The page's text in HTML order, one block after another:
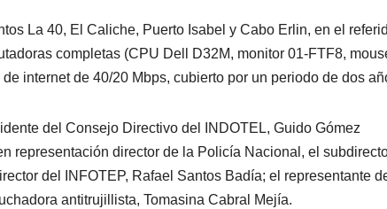
La 40, El Caliche, Puerto Isabel y Cabo Erlin, en el
completas (CPU Dell D32M, monitor 01-FTF8,
internet de 40/20 Mbps, cubierto por un periodo de dos
del Consejo Directivo del INDOTEL, Guido Gómez
representación director de la Policía Nacional, el
del INFOTEP, Rafael Santos Badía; el representante
antitrujillista, Tomasina Cabral Mejía.